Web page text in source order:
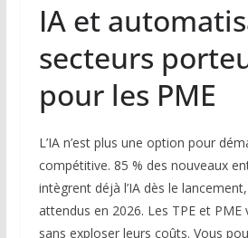
IA et
secteurs
pour les PME
L’IA n’est plus une option pour
compétitive. 85 % des nouveaux
intègrent déjà l’IA dès le
attendus en 2026. Les TPE et
sans exploser leurs coûts. Vous